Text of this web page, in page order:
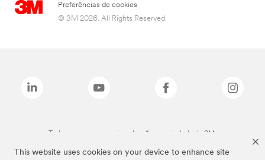
This website uses cookies on your device to enhance site
Preferências de cookies
© 3M 2026. All Rights Reserved.
Todas as marcas mencionadas são propriedade da 3M.